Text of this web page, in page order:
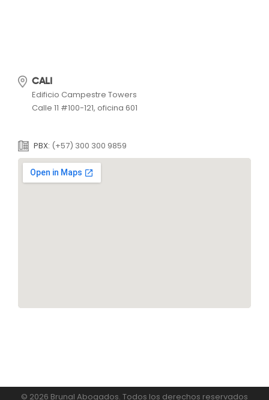
CALI
Edificio Campestre Towers
Calle 11 #100-121, oficina 601
PBX: (+57) 300 300 9859
© 2026 Brunal Abogados. Todos los derechos reservados